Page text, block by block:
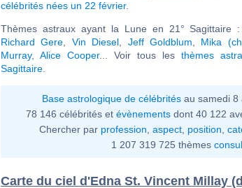
célébrités nées un 22 février.
Thèmes astraux ayant la Lune en 21° Sagittaire :
Richard Gere
Vin Diesel Jeff Goldblum Mika
Murray, Alice Cooper... Voir tous les thèmes
Sagittaire
Base astrologique de célébritésau samedi 8
78 146 célébrités et évènements dont 40 122
Chercher par profession aspect position
1 207 319 725 thèmes
Carte du ciel d'Edna St. Vincent Millay